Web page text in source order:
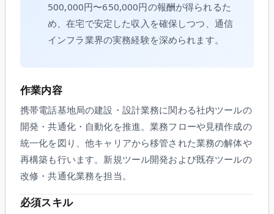
500,000円〜650,000円の報酬が得られるた
め、在宅で安定した収入を確保しつつ、通信
インフラ業界の実務経験を深められます。
作業内容
携帯電話基地局の建設・設計業務に関わる社内ツールの
開発・共通化・自動化を推進。業務フローや見積作成の
統一化を図り、他キャリアから移管された業務の解体や
再構築も行います。新規ツール開発および既存ツールの
改修・共通化業務を担当。
必須スキル